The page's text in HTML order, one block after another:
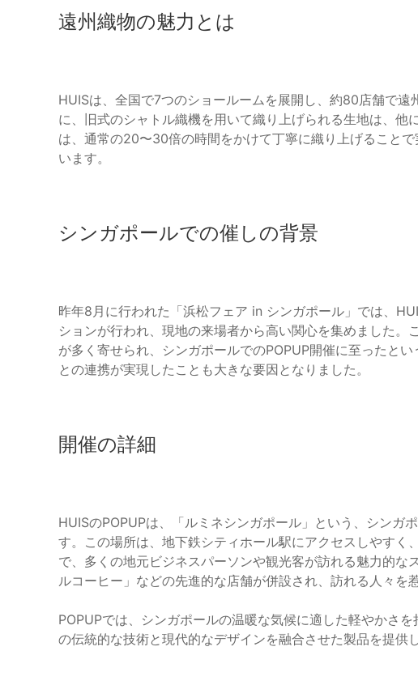
遠州織物の魅力とは
HUISは、全国で7つのショールームを展開し、約80店舗で
に、旧式のシャトル織機を用いて織り上げられる生地は、
は、通常の20〜30倍の時間をかけて丁寧に織り上げること
います。
シンガポールでの催しの背景
昨年8月に行われた「浜松フェア in シンガポール」では、
ションが行われ、現地の来場者から高い関心を集めました
が多く寄せられ、シンガポールでのPOPUP開催に至ったと
との連携が実現したことも大きな要因となりました。
開催の詳細
HUISのPOPUPは、「ルミネシンガポール」という、シンガ
す。この場所は、地下鉄シティホール駅にアクセスしやすく
で、多くの地元ビジネスパーソンや観光客が訪れる魅力的な
ルコーヒー」などの先進的な店舗が併設され、訪れる人々を
POPUPでは、シンガポールの温暖な気候に適した軽やかさ
の伝統的な技術と現代的なデザインを融合させた製品を提供し